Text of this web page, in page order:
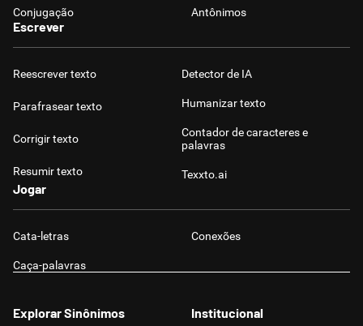
Conjugação Antônimos
Escrever
Reescrever texto
Parafrasear texto
Corrigir texto
Resumir texto
Detector de IA
Humanizar texto
Contador de caracteres e
palavras
Texxto.ai
Jogar
Cata-letras Conexões
Caça-palavras
Explorar Sinônimos Institucional